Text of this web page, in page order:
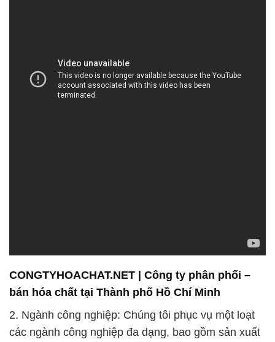
CONGTYHOACHAT.NET | Công ty phân phối –
bán hóa chất tại Thành phố Hồ Chí Minh
2. Ngành công nghiệp: Chúng tôi phục vụ một loạt
các ngành công nghiệp đa dạng, bao gồm sản xuất